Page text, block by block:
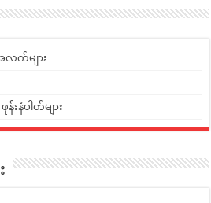
က်များ
းနံပါတ်များ